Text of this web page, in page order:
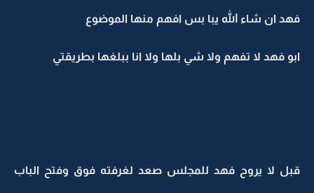
فهد ان شاء الله يبا بس افهم منها الموضوع
ابو فهد لا تفهم ولا شي بلها ولا انا ببلغها بطريقتي
قبل لا يروح فهد للمجلس صعد لغرفته فوق وفتح الباب